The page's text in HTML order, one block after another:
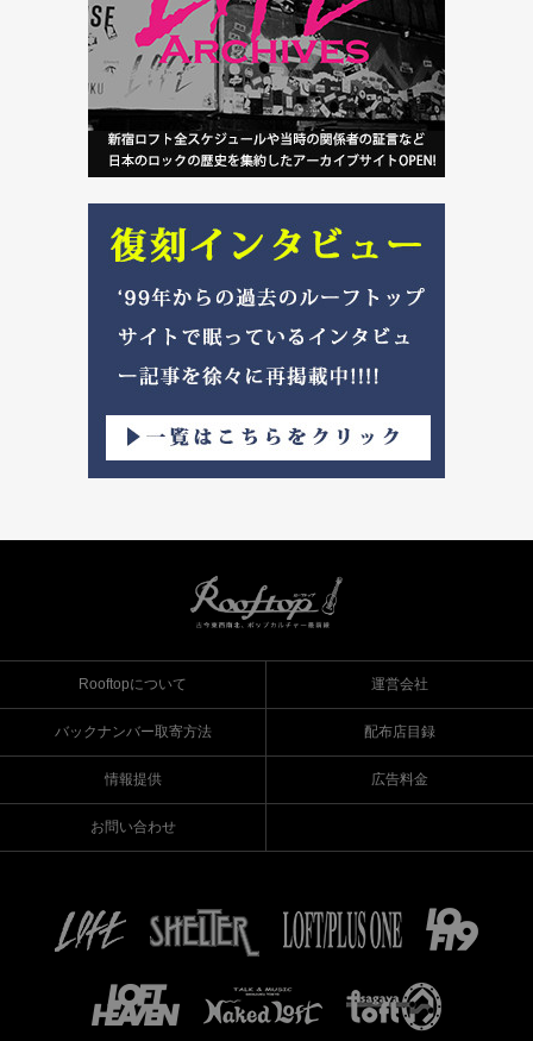
Rooftopについて 運営会社
バックナンバー取寄方法 配布店目録
情報提供 広告料金
お問い合わせ